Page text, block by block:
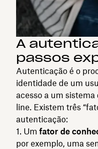
A
passos
Autenticação é o
identidade de um
acesso a um
line. Existem três
autenticação:
Um fator de
por exemplo, uma